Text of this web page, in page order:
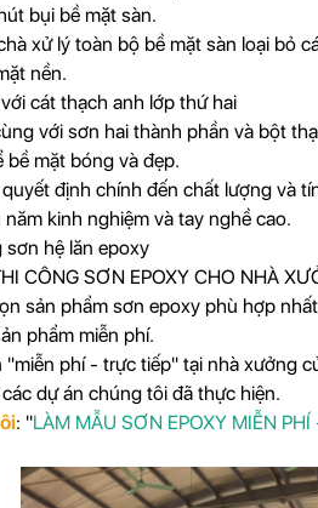
bụi bề mặt sàn.
xử lý toàn bộ bề mặt sàn loại bỏ
nền.
cát thạch anh lớp thứ hai
với sơn hai thành phần và bột
mặt bóng và đẹp.
định chính đến chất lượng và
kinh nghiệm và tay nghề cao.
hệ lăn epoxy
CÔNG SƠN EPOXY CHO NHÀ
sản phẩm sơn epoxy phù hợp
phẩm miễn phí.
phí - trực tiếp" tại nhà xưởng
dự án chúng tôi đã thực hiện.
: "LÀM MẪU SƠN EPOXY MIỄN